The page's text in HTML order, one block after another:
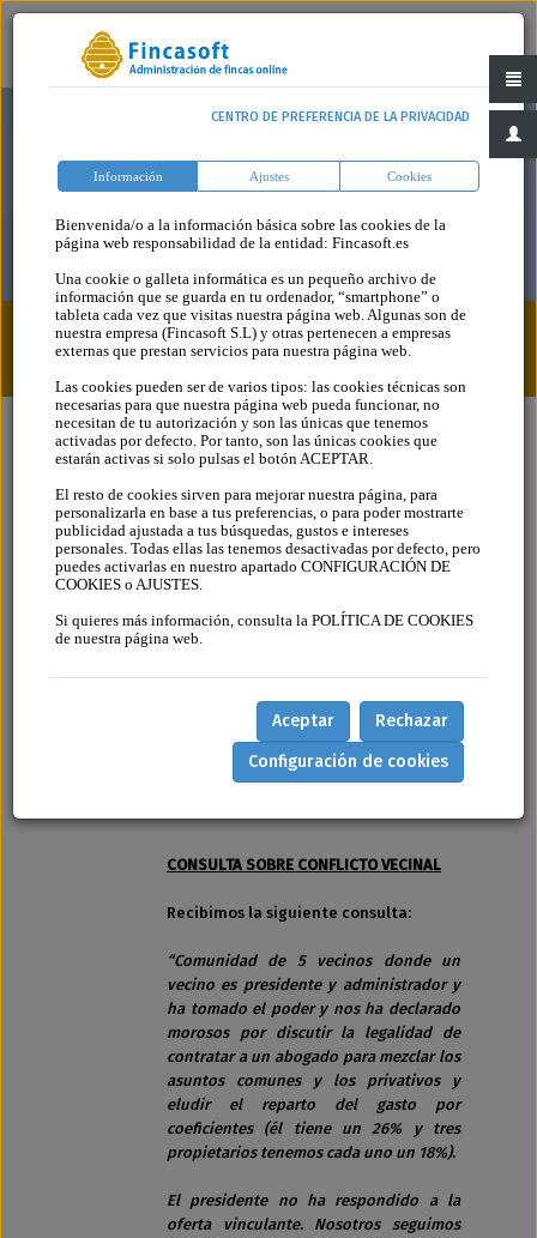
Blog Categoria
COMUNERO
MOROSO PORQUE
EL
EMITE CUOTAS POR
EN LUGAR DE POR
COEFICIENTES
AGREGADO EL 19 DE SEPTIEMBRE DE
CONSULTA SOBRE CONFLICTO VECINAL
Recibimos la siguiente consulta:
“Comunidad de 5 vecinos donde un
vecino es presidente y administrador y
ha tomado el poder y nos ha declarado
morosos por discutir la legalidad de
contratar a un abogado para mezclar los
asuntos comunes y los privativos y
eludir el reparto del gasto por
coeficientes (él tiene un 26% y tres
propietarios tenemos cada uno un 18%).
El presidente no ha respondido a la
oferta vinculante. Nosotros seguimos
CENTRO DE PREFERENCIA DE LA PRIVACIDAD
Información Ajustes Cookies
Bienvenida/o a la información básica sobre las cookies de la
página web responsabilidad de la entidad: Fincasoft.es
Una cookie o galleta informática es un pequeño archivo de
información que se guarda en tu ordenador, “smartphone” o
tableta cada vez que visitas nuestra página web. Algunas son de
nuestra empresa (Fincasoft S.L) y otras pertenecen a empresas
externas que prestan servicios para nuestra página web.
Las cookies pueden ser de varios tipos: las cookies técnicas son
necesarias para que nuestra página web pueda funcionar, no
necesitan de tu autorización y son las únicas que tenemos
activadas por defecto. Por tanto, son las únicas cookies que
estarán activas si solo pulsas el botón ACEPTAR.
El resto de cookies sirven para mejorar nuestra página, para
personalizarla en base a tus preferencias, o para poder mostrarte
publicidad ajustada a tus búsquedas, gustos e intereses
personales. Todas ellas las tenemos desactivadas por defecto, pero
puedes activarlas en nuestro apartado CONFIGURACIÓN DE
COOKIES o AJUSTES.
Si quieres más información, consulta la POLÍTICA DE COOKIES
de nuestra página web.
Aceptar
Rechazar
Configuración de cookies